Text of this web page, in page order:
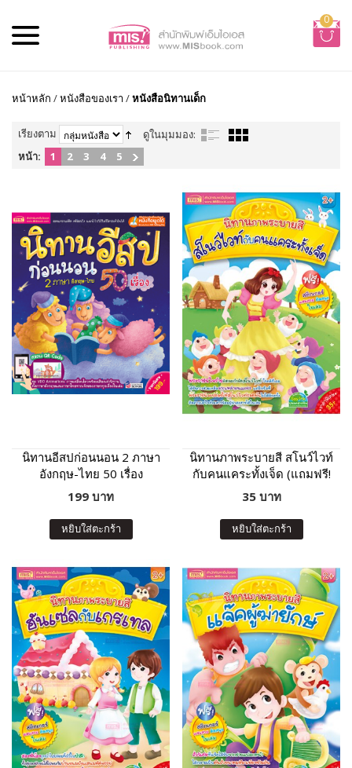
0
หน้าหลัก /หนังสือของเรา /หนังสือนิทานเด็ก
เรียงตาม
ดูในมุมมอง:
หน้า:
1 2 3 4 5
นิทานอีสปก่อนนอน 2 ภาษา
อังกฤษ-ไทย 50 เรื่อง
199 บาท
หยิบใส่ตะกร้า
นิทานภาพระบายสี สโนว์ไวท์
กับคนแคระทั้งเจ็ด (แถมฟรี!
สติกเกอร์)
35 บาท
หยิบใส่ตะกร้า